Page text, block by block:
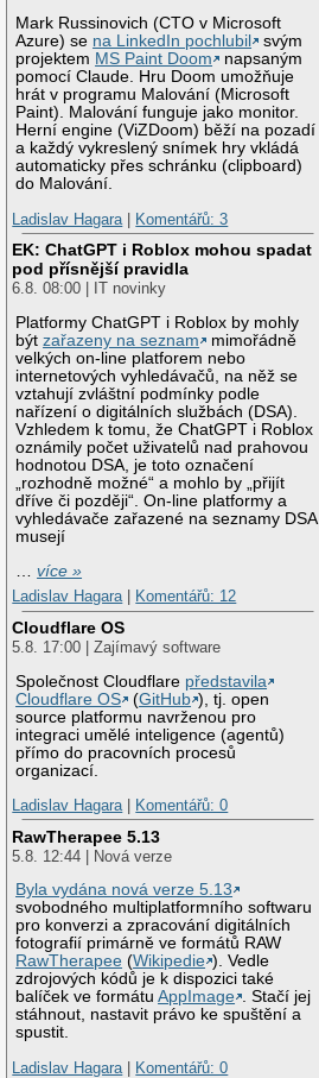
Mark Russinovich (CTO v Microsoft
Azure) se na LinkedIn pochlubil
svým
projektem MS Paint Doom
napsaným
pomocí Claude. Hru Doom umožňuje
hrát v programu Malování (Microsoft
Paint). Malování funguje jako monitor.
Herní engine (ViZDoom) běží na pozadí
a každý vykreslený snímek hry vkládá
automaticky přes schránku (clipboard)
do Malování.
Ladislav Hagara
Komentářů: 3
EK: ChatGPT i Roblox mohou spadat
pod přísnější pravidla
6.8. 08:00 | IT novinky
Platformy ChatGPT i Roblox by mohly
býtzařazeny na seznam
mimořádně
velkých on-line platforem nebo
internetových vyhledávačů, na něž se
vztahují zvláštní podmínky podle
nařízení o digitálních službách (DSA).
Vzhledem k tomu, že ChatGPT i Roblox
oznámily počet uživatelů nad prahovou
hodnotou DSA, je toto označení
„rozhodně možné“ a mohlo by „přijít
dříve či později“. On-line platformy a
vyhledávače zařazené na seznamy DSA
musejí
…více »
Ladislav Hagara| Komentářů: 12
Cloudflare OS
5.8. 17:00 | Zajímavý software
Společnost Cloudflare představila
Cloudflare OS
(GitHub ), tj. open
source platformu navrženou pro
integraci umělé inteligence (agentů)
přímo do pracovních procesů
organizací.
Ladislav Hagara| Komentářů: 0
RawTherapee 5.13
5.8. 12:44 | Nová verze
Byla vydána nová verze 5.13
svobodného multiplatformního softwaru
pro konverzi a zpracování digitálních
fotografií primárně ve formátů RAW
RawTherapee (Wikipedie ). Vedle
zdrojových kódů je k dispozici také
balíček ve formátuAppImage . Stačí jej
stáhnout, nastavit právo ke spuštění a
spustit.
Ladislav Hagara| Komentářů: 0